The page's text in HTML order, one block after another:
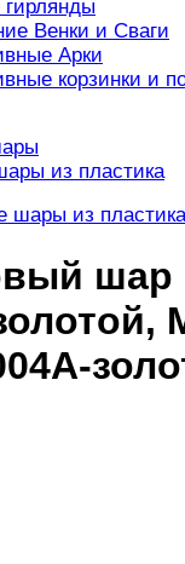
Венки и Сваги
Арки
корзинки и
из пластика
шары из пластика
шар